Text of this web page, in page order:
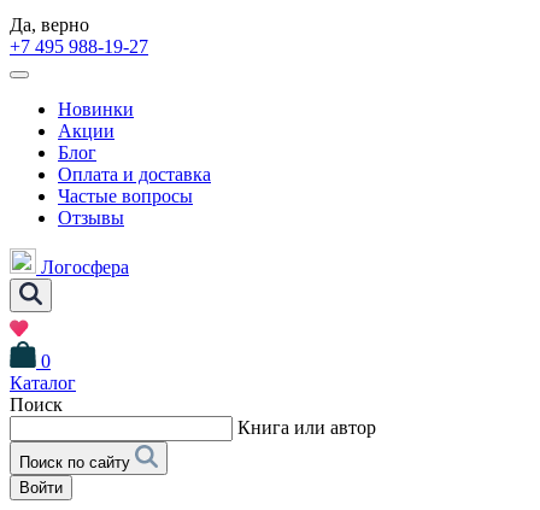
Да, верно
+7 495 988-19-27
Новинки
Акции
Блог
Оплата и доставка
Частые вопросы
Отзывы
Логосфера
0
Каталог
Поиск
Книга или автор
Поиск по сайту
Войти